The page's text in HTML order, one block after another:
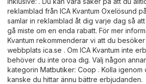
reklamblad från ICA Kvantum Oxelösund
samlar in reklamblad åt dig varje dag så
gå miste om en enda rabatt. För mer
Kvantum rekommenderar vi att du
webbplats ica.se . Om ICA Kvantum inte
behöver du inte oroa dig. Välj någon
kategorin Matbutiker: Coop . Kolla igenom
kanske du hittar ännu bättre erbjudanden.